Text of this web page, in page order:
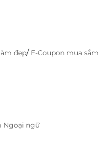
đẹp/ E-Coupon mua sắm
Ngoại ngữ